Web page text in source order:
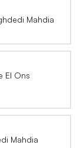
Mahdia
El Ons
Mahdia